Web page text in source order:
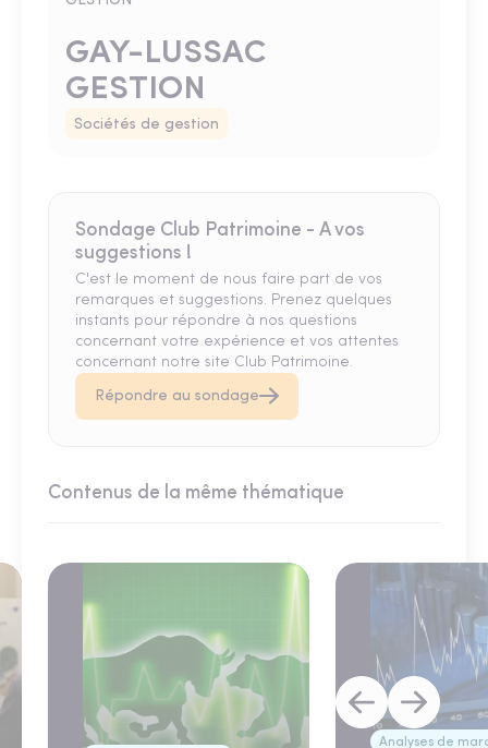
GAY-LUSSAC
GESTION
Sociétés de gestion
Sondage Club Patrimoine - A vos
suggestions !
C'est le moment de nous faire part de vos
remarques et suggestions. Prenez quelques
instants pour répondre à nos questions
concernant votre expérience et vos attentes
concernant notre site Club Patrimoine.
Répondre au sondage
Contenus de la même thématique
Analyses de